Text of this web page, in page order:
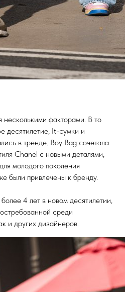
несколькими факторами. В то
десятилетие, It-сумки и
в тренде. Boy Bag сочетала
Chanel с новыми деталями,
молодого поколения
были привлечены к бренду.
4 лет в новом десятилетии,
среди
и других дизайнеров.